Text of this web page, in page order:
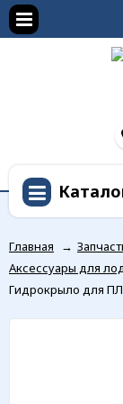
Главная →
Аксессуары для
Гидрокрыло для